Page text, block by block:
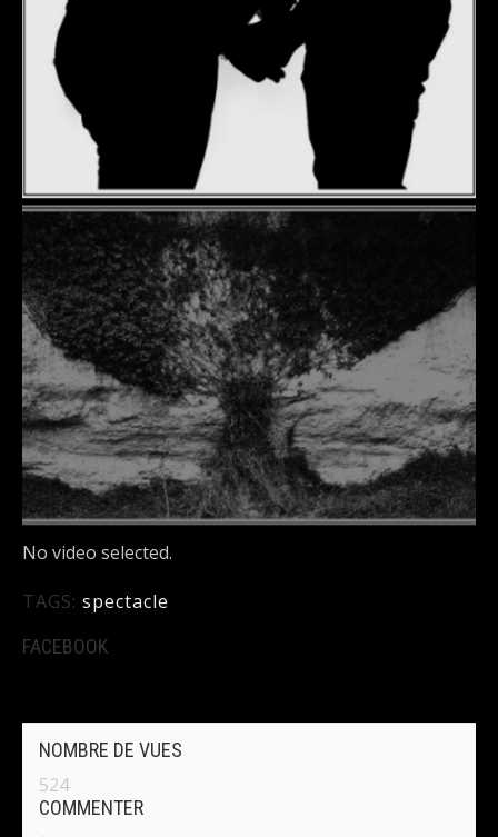
DÉTAILS
No video selected.
TAGS: spectacle
FACEBOOK
NOMBRE DE VUES
524
COMMENTER